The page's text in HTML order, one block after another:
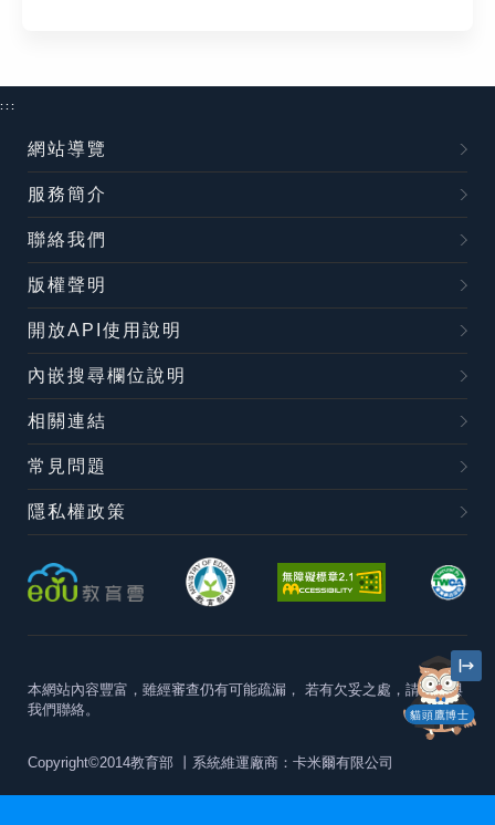
貓頭鷹博士
:::
網站導覽
服務簡介
聯絡我們
版權聲明
開放API使用說明
內嵌搜尋欄位說明
相關連結
常見問題
隱私權政策
本網站內容豐富，雖經審查仍有可能疏漏， 若有欠妥之處，請隨時與
我們聯絡。
Copyright©2014教育部 丨系統維運廠商：卡米爾有限公司